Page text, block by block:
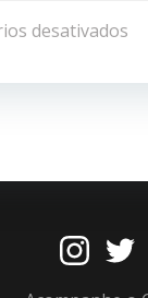
de
Post
desativados